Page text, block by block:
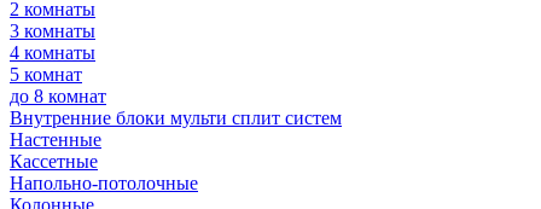
2 комнаты
3 комнаты
4 комнаты
5 комнат
до 8 комнат
Внутренние блоки мульти сплит систем
Настенные
Кассетные
Напольно-потолочные
Колонные